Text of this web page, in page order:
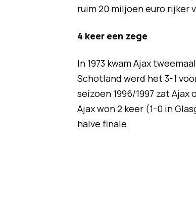
ruim 20 miljoen euro rijker
4 keer een zege
In 1973 kwam Ajax
Schotland werd het 3-1
seizoen 1996/1997 zat
Ajax won 2 keer (1-0 in
halve finale.